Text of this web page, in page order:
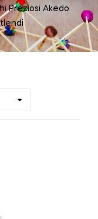
Preziosi Akedo